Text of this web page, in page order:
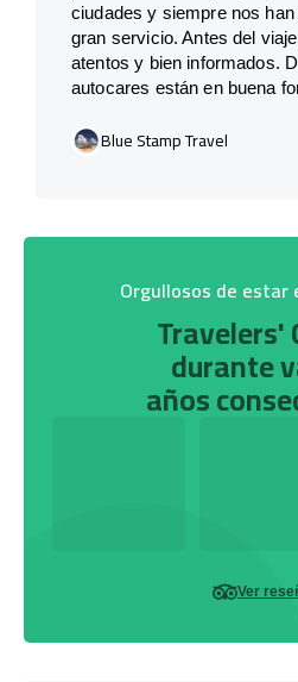
ciudades y siempre nos
gran servicio. Antes del
atentos y bien informados.
autocares están en buena
Blue Stamp Travel
Orgullosos de estar
Travelers'
durante
años
Ver